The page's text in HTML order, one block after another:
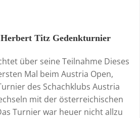
Titz Gedenkturnier
über seine Teilnahme Dieses
Mal beim Austria Open,
des Schachklubs Austria
mit der österreichischen
Turnier war heuer nicht allzu